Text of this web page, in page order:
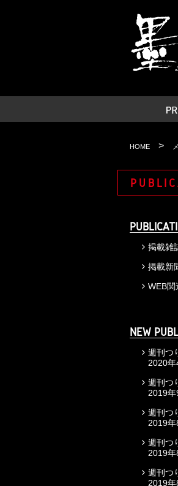
HOME >
掲載雑
掲載新
WEB関
NEW
週刊つ
2020
週刊つ
2019
週刊つ
2019
週刊つ
2019
週刊つ
2019